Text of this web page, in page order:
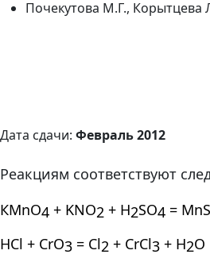
Почекутова М.Г., Корытцева
Дата сдачи: Февраль 2012
Реакциям соответствуют
КМnО4 + KNO2 + H2SO4 =
НСl + СrО3 = Сl2 + СrCl3 + Н2О